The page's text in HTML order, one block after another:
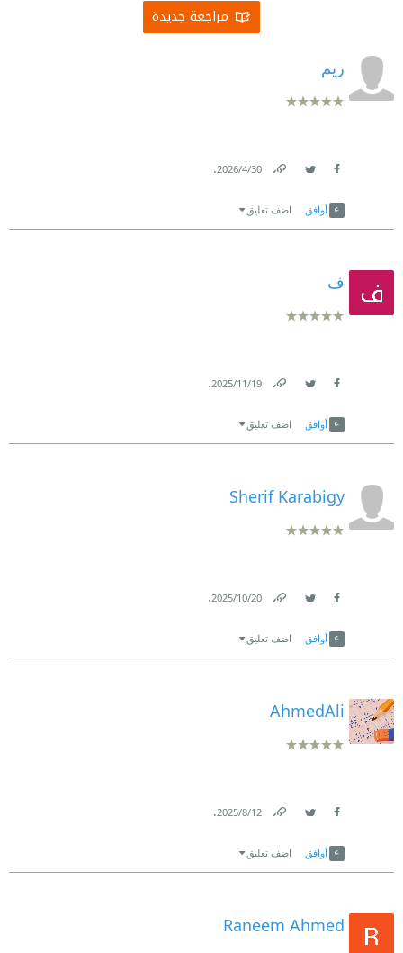
مراجعة جديدة
ريم
30‏/4‏/2026
.
أوافق اضف تعليق
ف
19‏/11‏/2025
.
أوافق اضف تعليق
Sherif Karabigy
20‏/10‏/2025
.
أوافق اضف تعليق
AhmedAli
12‏/8‏/2025
.
أوافق اضف تعليق
Raneem Ahmed